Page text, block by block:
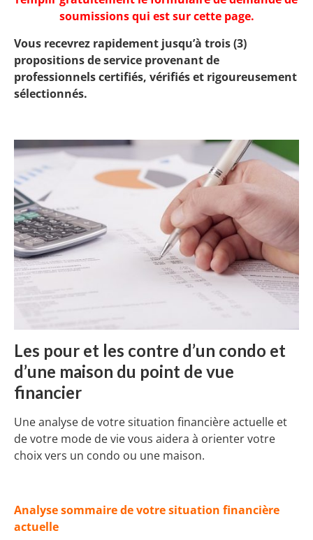
soumissions qui est sur cette page.
Vous recevrez rapidement jusqu’à trois (3)
propositions de service provenant de
professionnels certifiés, vérifiés et rigoureusement
sélectionnés.
Les pour et les contre d’un condo et
d’une maison du point de vue
financier
Une analyse de votre situation financière actuelle et
de votre mode de vie vous aidera à orienter votre
choix vers un condo ou une maison.
Analyse sommaire de votre situation financière
actuelle